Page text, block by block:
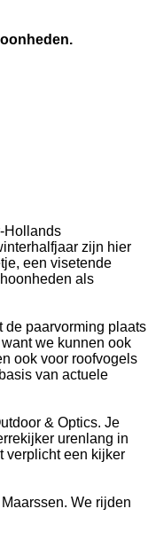
Hollands
zijn hier
een visetende
als
de paarvorming plaats
we kunnen ook
ook voor roofvogels
van actuele
& Optics. Je
urenlang in
verplicht een kijker
We rijden